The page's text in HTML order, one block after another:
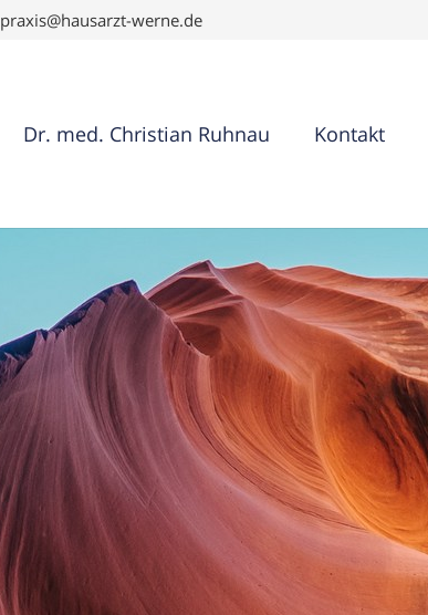
praxis@hausarzt-werne.de
Dr. med. Christian Ruhnau Kontakt